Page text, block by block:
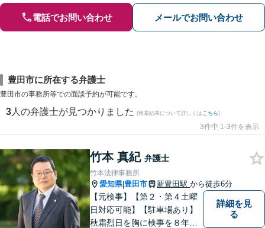
電話でお問い合わせ メールでお問い合わせ
豊田市に所在する弁護士
豊田市の事務所等での面談予約が可能です。
3 人の弁護士が見つかりました (検索結果について詳しくは こちら)
3件中 1-3件を表示
竹本 真紀 弁護士
竹本法律事務所
愛知県|豊田市 新豊田駅 から徒歩6分
【元検事】【第２・第４土曜
日対応可能】【駐車場あり】
秋霜烈日を胸に検事を８年，
詳細を見
る